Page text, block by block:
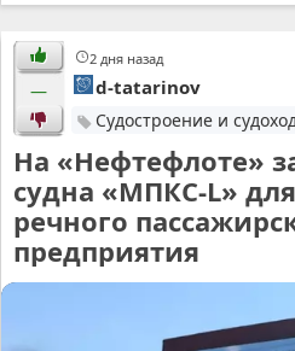
2 дня назад
— d-tatarinov
Судостроение и
На «Нефтефлоте»
судна «МПКС-L»
речного
предприятия